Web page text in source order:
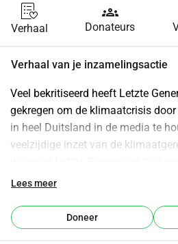
Verhaal
groups
Donateurs
Verhaal van je inzamelingsactie
Veel bekritiseerd heeft Letzte
gekregen om de klimaatcrisis
in heel Duitsland in de media te
veelzijdige inzet van de
nauwelijks een ander land zoveel
Wij verzamelen hier geld voor de
persoonlijke ondersteuning van
Lees meer
Doneer